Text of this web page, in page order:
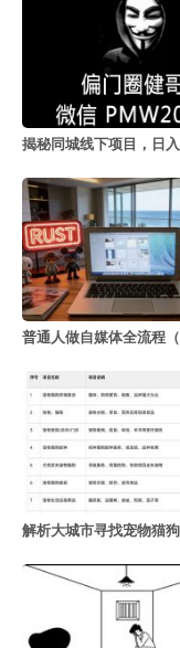
解析大城市寻找宠物猫